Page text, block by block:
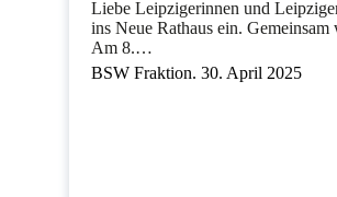
Liebe Leipzigerinnen und
ins Neue Rathaus ein.
Am 8.…
BSW Fraktion. 30. April 2025